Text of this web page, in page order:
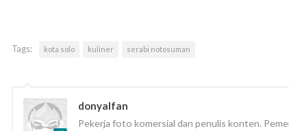
Tags: kota solo kuliner serabi notosuman
donyalfan
Pekerja foto komersial dan penulis konten.